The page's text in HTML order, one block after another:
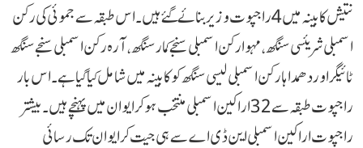
نتیش کابینہ میں 4 راجپوت وزیر بنائے گئے ہیں۔ اس طبقہ سے جموئی کی رکن
اسمبلی شریئسی سنگھ، مہوا رکن اسمبلی سنجے کمار سنگھ، آرہ رکن اسمبلی سنجے سنگھ
ٹائیگر اور دھمداہا رکن اسمبلی لیسی سنگھ کو کابینہ میں شامل کیا گیا ہے۔ اس بار
راجپوت طبقہ سے 32 اراکین اسمبلی منتخب ہو کر ایوان میں پہنچے ہیں۔ بیشتر
راجپوت اراکین اسمبلی این ڈی اے سے ہی جیت کر ایوان تک رسائی